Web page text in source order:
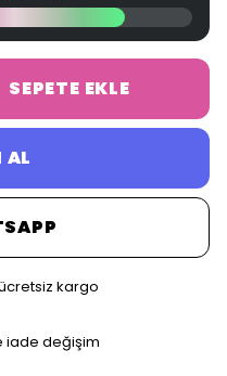
SEPETE EKLE
AL
kargo
iade değişim